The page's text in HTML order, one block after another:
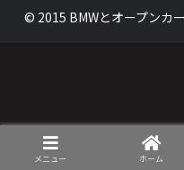
© 2015 BMWとオープンカ
メニュー ホーム